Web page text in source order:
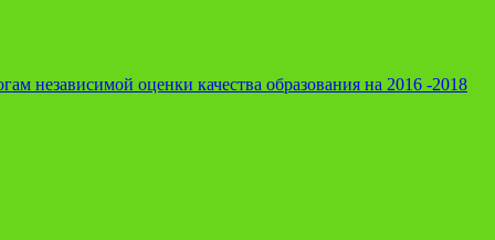
независимой оценки качества образования на 2016 -2018